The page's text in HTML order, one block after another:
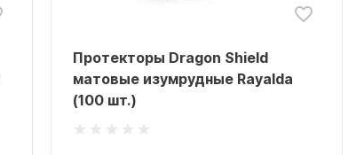
Протекторы Dragon Shield
матовые изумрудные Rayalda
(100 шт.)